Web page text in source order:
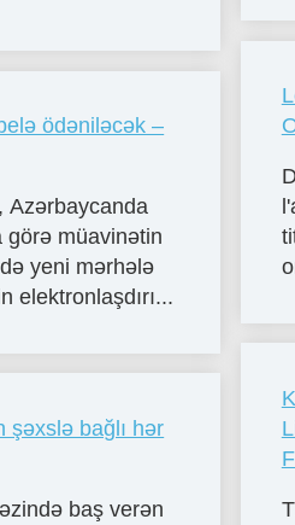
ödəniləcək –
Azərbaycanda
görə müavinətin
yeni mərhələ
elektronlaşdırı...
şəxslə bağlı hər
baş verən